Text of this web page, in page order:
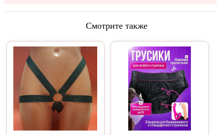
Смотрите также